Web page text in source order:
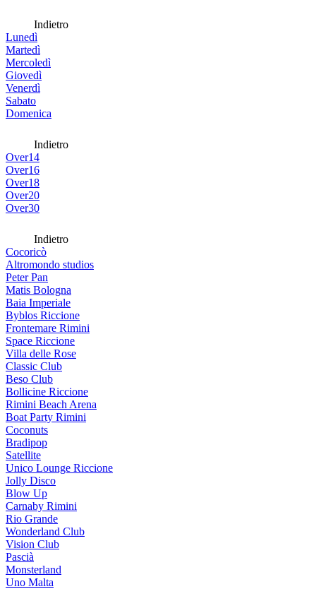
Indietro
Lunedì
Martedì
Mercoledì
Giovedì
Venerdì
Sabato
Domenica
Indietro
Over14
Over16
Over18
Over20
Over30
Indietro
Cocoricò
Altromondo studios
Peter Pan
Matis Bologna
Baia Imperiale
Byblos Riccione
Frontemare Rimini
Space Riccione
Villa delle Rose
Classic Club
Beso Club
Bollicine Riccione
Rimini Beach Arena
Boat Party Rimini
Coconuts
Bradipop
Satellite
Unico Lounge Riccione
Jolly Disco
Blow Up
Carnaby Rimini
Rio Grande
Wonderland Club
Vision Club
Pascià
Monsterland
Uno Malta